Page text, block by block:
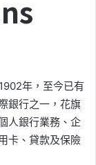
年，至今已有
銀行之一，花旗
人銀行業務、企
卡、貸款及保險